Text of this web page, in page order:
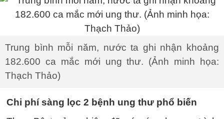
Trung bình mỗi năm, nước ta ghi nhận khoảng
182.600 ca mắc mới ung thư. (Ảnh minh họa:
Thạch Thảo)
Chi phí sàng lọc 2 bệnh ung thư phổ biến